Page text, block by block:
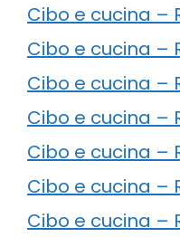
Cibo e cucina –
Cibo e cucina –
Cibo e cucina –
Cibo e cucina –
Cibo e cucina –
Cibo e cucina –
Cibo e cucina –